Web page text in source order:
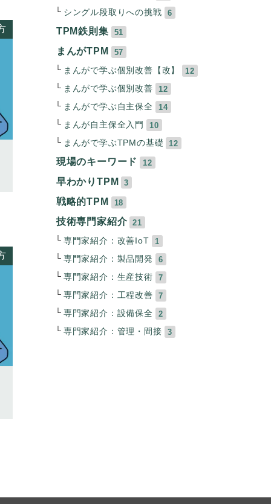
シングル段取りへの挑戦
6
TPM鉄則集 51
まんがTPM 57
まんがで学ぶ個別改善【改】
12
まんがで学ぶ個別改善
12
まんがで学ぶ自主保全
14
まんが自主保全入門
10
まんがで学ぶTPMの基礎
12
現場のキーワード 12
早わかりTPM 3
戦略的TPM 18
技術専門家紹介 21
専門家紹介：改善IoT
1
専門家紹介：製品開発
6
専門家紹介：生産技術
7
専門家紹介：工程改善
7
専門家紹介：設備保全
2
専門家紹介：管理・間接
3